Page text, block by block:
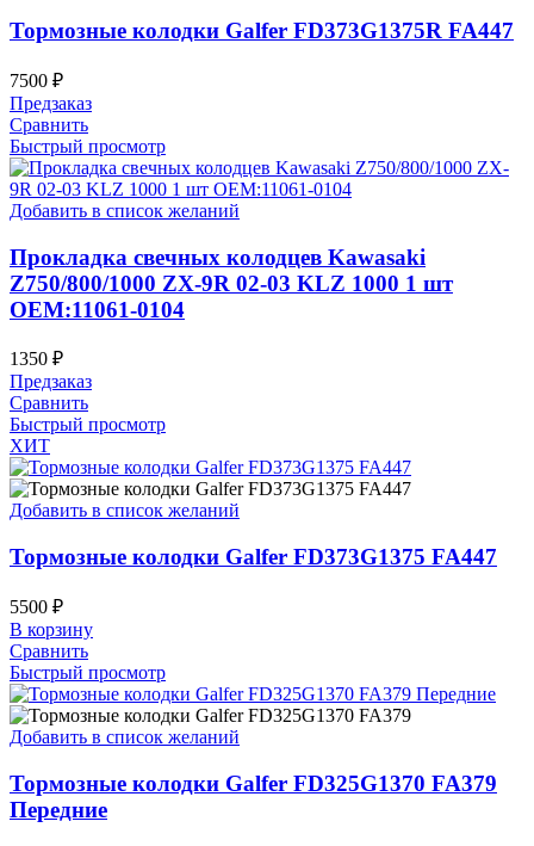
Тормозные колодки Galfer FD373G1375R FA447
7500 ₽
Предзаказ
Сравнить
Быстрый просмотр
Добавить в список желаний
Прокладка свечных колодцев Kawasaki
Z750/800/1000 ZX-9R 02-03 KLZ 1000 1 шт
OEM:11061-0104
1350 ₽
Предзаказ
Сравнить
Быстрый просмотр
ХИТ
Добавить в список желаний
Тормозные колодки Galfer FD373G1375 FA447
5500 ₽
В корзину
Сравнить
Быстрый просмотр
Добавить в список желаний
Тормозные колодки Galfer FD325G1370 FA379
Передние